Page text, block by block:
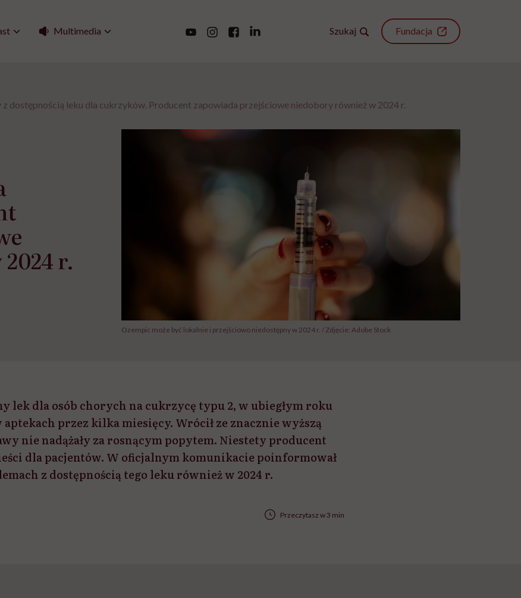
Multimedia Szukaj Fundacja
z dostępnością leku dla cukrzyków. Producent zapowiada przejściowe niedobory również w 2024 r.
r.
Ozempic może być lokalnie i przejściowo niedostępny w 2024 r. / Zdjęcie: Adobe Stock
lek dla osób chorych na cukrzycę typu 2, w ubiegłym roku
aptekach przez kilka miesięcy. Wrócił ze znacznie wyższą
nie nadążały za rosnącym popytem. Niestety producent
dla pacjentów. W oficjalnym komunikacie poinformował
z dostępnością tego leku również w 2024 r.
Przeczytasz w 3 min